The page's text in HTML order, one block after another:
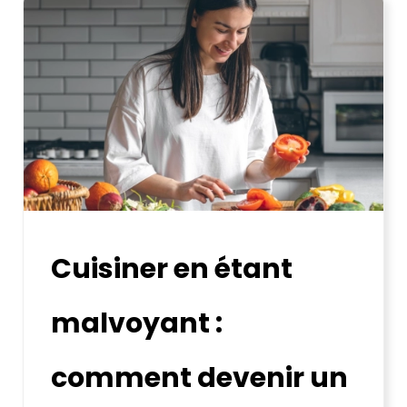
Cuisiner en étant
malvoyant :
comment devenir un